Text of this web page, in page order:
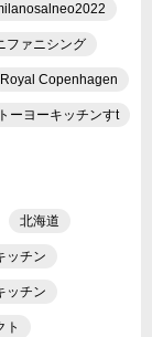
ファニシング
Royal Copenhagen
トーヨーキッチンすt
北海道
ッチン
ッチン
ト